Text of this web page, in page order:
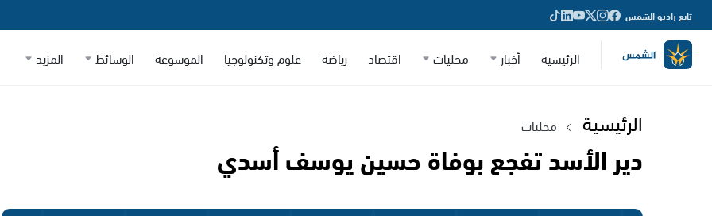
تابع راديو الشمس
الرئيسية أخبار محليات اقتصاد رياضة علوم وتكنولوجيا الموسوعة الوسائط المزيد
الرئيسية محليات
دير الأسد تفجع بوفاة حسين يوسف أسدي